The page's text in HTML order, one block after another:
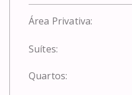
Área Privativa:
Suítes:
Quartos: